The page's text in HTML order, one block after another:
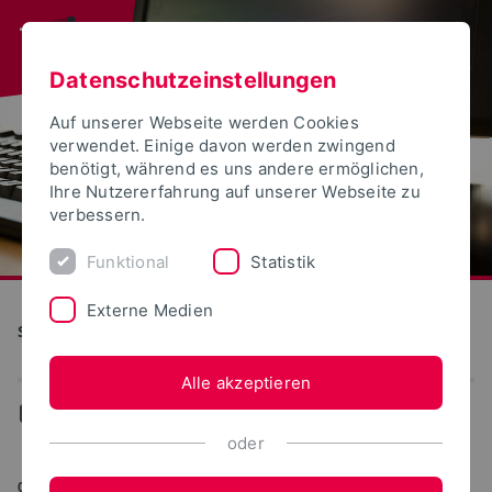
S(kim) - Service Kommunikation Information Medien
... Lehre und Lernen
04.05.2023
Datenschutzeinstellungen
Auf unserer Webseite werden Cookies
verwendet. Einige davon werden zwingend
benötigt, während es uns andere ermöglichen,
Ihre Nutzererfahrung auf unserer Webseite zu
verbessern.
Funktional Statistik
Externe Medien
Alle akzeptieren
oder